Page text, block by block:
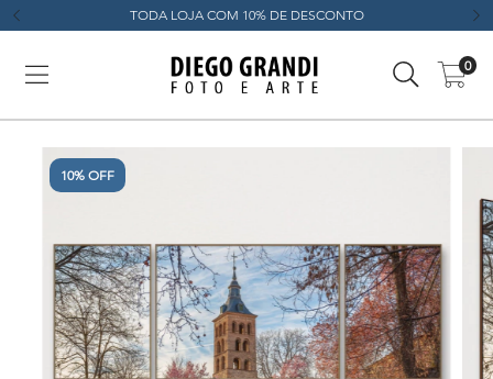
TODA LOJA COM 10% DE DESCONTO
0
10% OFF